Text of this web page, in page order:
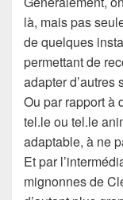
là, mais pas
de quelques
permettant de
adapter d’autres
Ou par rapport à
tel.le ou tel.le
adaptable, à ne
Et par
mignonnes de